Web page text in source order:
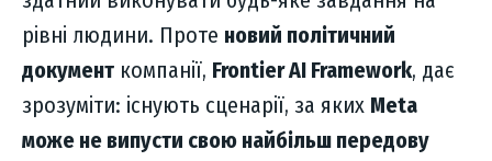
рівні людини. Проте новий політичний
документ компанії, Frontier AI Framework, дає
зрозуміти: існують сценарії, за яких Meta
може не випусти свою найбільш передову